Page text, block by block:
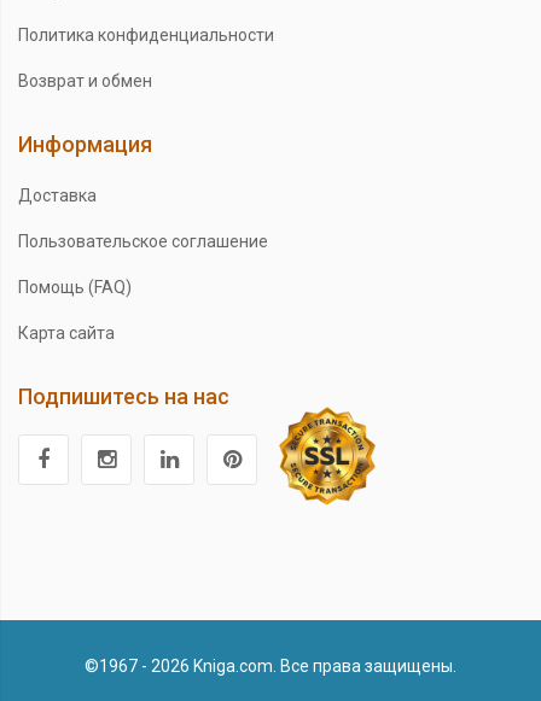
Политика конфиденциальности
Возврат и обмен
Информация
Доставка
Пользовательское соглашение
Помощь (FAQ)
Карта сайта
Подпишитесь на нас
©1967 - 2026 Kniga.com. Все права защищены.